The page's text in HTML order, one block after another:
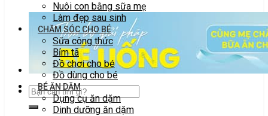
Nuôi con bằng sữa mẹ
Làm đẹp sau sinh
CHĂM SÓC CHO BÉ
Sữa công thức
Bỉm tã
Đồ chơi cho bé
Đồ dùng cho bé
BÉ ĂN DẶM
Dụng cụ ăn dặm
Dinh dưỡng ăn dặm